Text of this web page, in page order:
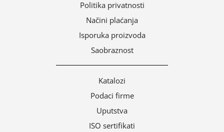
Politika privatnosti
Načini plaćanja
Isporuka proizvoda
Saobraznost
Katalozi
Podaci firme
Uputstva
ISO sertifikati